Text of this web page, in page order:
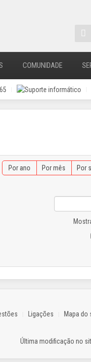
COMUNIDADE
Por ano Por mês Por
Ligações Mapa do
Última modificação no